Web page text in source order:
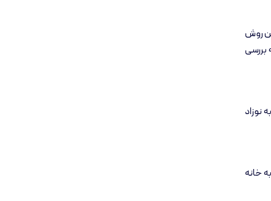
روش
بررسی
نوزاد
خانه